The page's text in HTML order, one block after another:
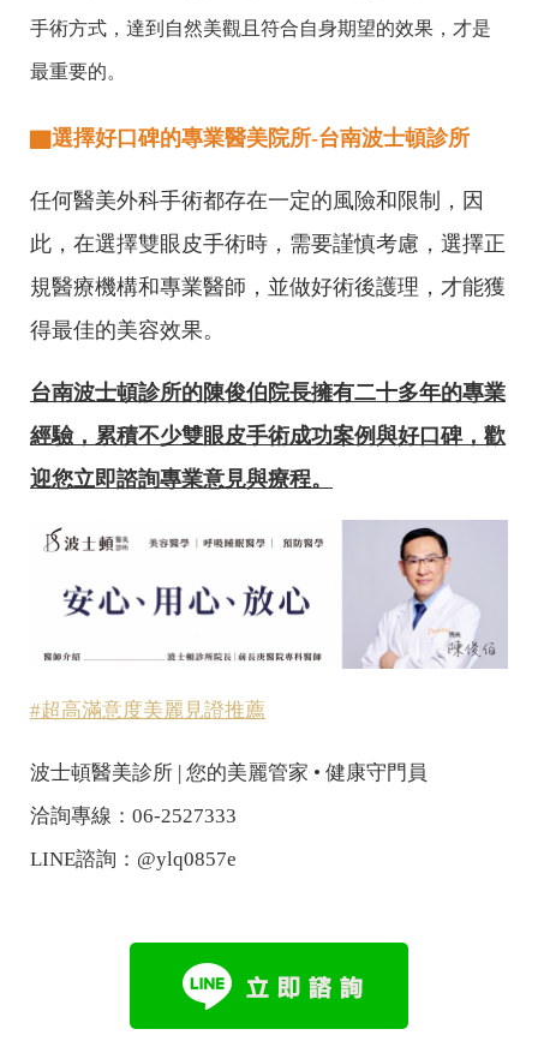
手術方式，達到自然美觀且符合自身期望的效果，才是
最重要的。
▇選擇好口碑的專業醫美院所-台南波士頓診所
任何醫美外科手術都存在一定的風險和限制，因
此，在選擇雙眼皮手術時，需要謹慎考慮，選擇正
規醫療機構和專業醫師，並做好術後護理，才能獲
得最佳的美容效果。
台南波士頓診所的陳俊伯院長擁有二十多年的專業
經驗，累積不少雙眼皮手術成功案例與好口碑，歡
迎您立即諮詢專業意見與療程。
#超高滿意度美麗見證推薦
波士頓醫美診所 | 您的美麗管家 • 健康守門員
洽詢專線：06-2527333
LINE諮詢：@ylq0857e